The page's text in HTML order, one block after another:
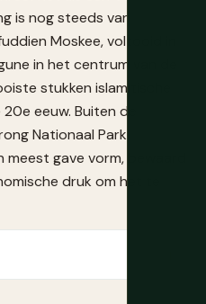
is nog steeds van
Moskee, voltooid in
in het centrum van de
stukken islamitische
eeuw. Buiten de
Nationaal Park
gave vorm, bewaard
druk om het te